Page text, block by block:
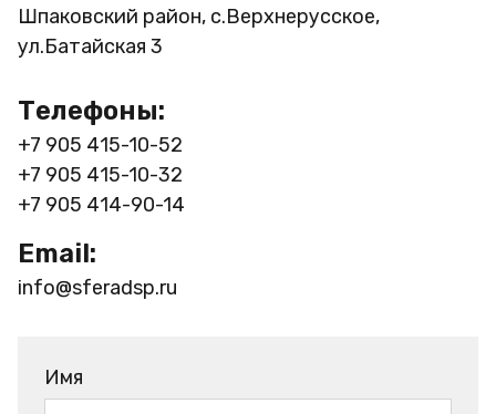
Шпаковский район, с.Верхнерусское,
ул.Батайская 3
Телефоны:
+7 905 415-10-52
+7 905 415-10-32
+7 905 414-90-14
Email:
info@sferadsp.ru
Имя